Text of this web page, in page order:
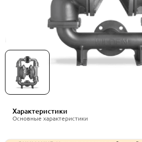
Мембранные насосы Wilden
Характеристики
Основные характеристики